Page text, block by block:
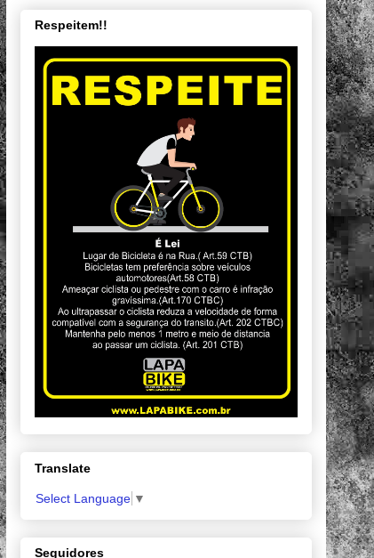
Respeitem!!
Translate
Select Language ▼
Seguidores